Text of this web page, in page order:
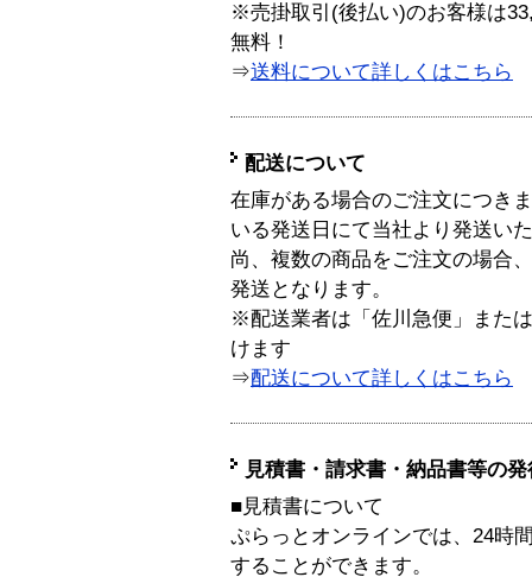
※売掛取引(後払い)のお客様は
無料！
⇒送料について詳しくはこちら
配送について
在庫がある場合のご注文につき
いる発送日にて当社より発送い
尚、複数の商品をご注文の場合
発送となります。
※配送業者は「佐川急便」また
けます
⇒配送について詳しくはこちら
見積書・請求書・納品書等の
■見積書について
ぷらっとオンラインでは、24時
することができます。